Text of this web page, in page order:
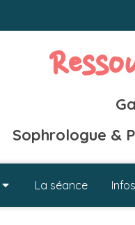
Sophrologue &
La séance